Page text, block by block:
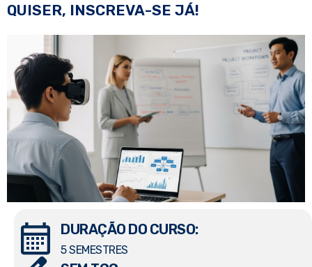
QUISER, INSCREVA-SE JÁ!
DURAÇÃO DO CURSO:
5 SEMESTRES